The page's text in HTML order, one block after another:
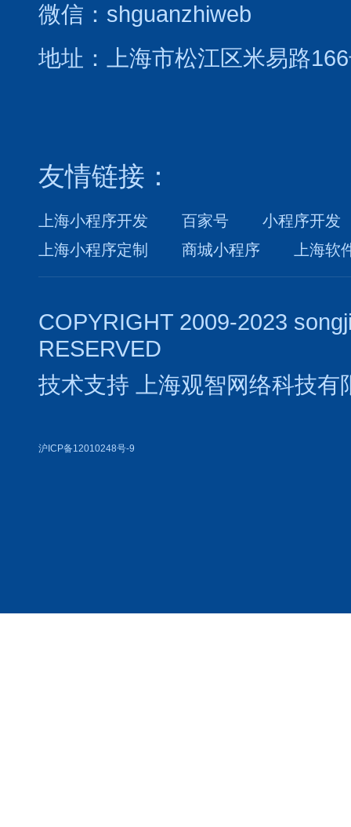
微信：shguanzhiweb
地址：上海市松江区米易路
友情链接：
上海小程序开发 百家号
小程序开发
上海小程序定制
商城小程序 上海软
COPYRIGHT 2009-2023
RESERVED
技术支持
上海观智网络科技有
沪ICP备12010248号-9